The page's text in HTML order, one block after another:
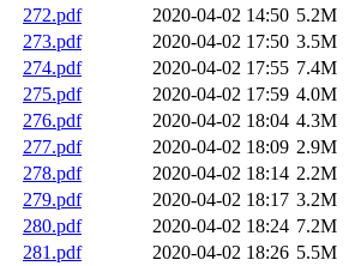
272.pdf
2020-04-02 14:50 5.2M
273.pdf
2020-04-02 17:50 3.5M
274.pdf
2020-04-02 17:55 7.4M
275.pdf
2020-04-02 17:59 4.0M
276.pdf
2020-04-02 18:04 4.3M
277.pdf
2020-04-02 18:09 2.9M
278.pdf
2020-04-02 18:14 2.2M
279.pdf
2020-04-02 18:17 3.2M
280.pdf
2020-04-02 18:24 7.2M
281.pdf
2020-04-02 18:26 5.5M